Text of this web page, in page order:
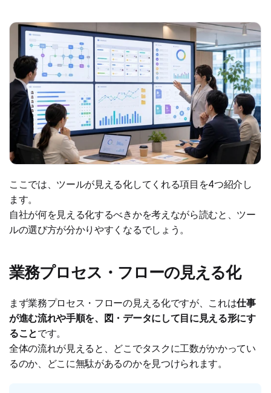
ここでは、ツールが見える化してくれる項目を4つ紹介し
ます。
自社が何を見える化するべきかを考えながら読むと、ツー
ルの選び方が分かりやすくなるでしょう。
業務プロセス・フローの見える化
まず業務プロセス・フローの見える化ですが、これは仕事
が進む流れや手順を、図・データにして目に見える形にす
ることです。
全体の流れが見えると、どこでタスクに工数がかかってい
るのか、どこに無駄があるのかを見つけられます。